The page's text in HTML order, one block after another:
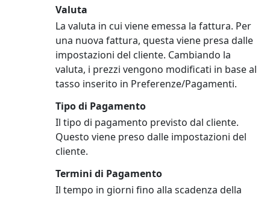
Valuta
La valuta in cui viene emessa la fattura. Per
una nuova fattura, questa viene presa dalle
impostazioni del cliente. Cambiando la
valuta, i prezzi vengono modificati in base al
tasso inserito in Preferenze/Pagamenti.
Tipo di Pagamento
Il tipo di pagamento previsto dal cliente.
Questo viene preso dalle impostazioni del
cliente.
Termini di Pagamento
Il tempo in giorni fino alla scadenza della